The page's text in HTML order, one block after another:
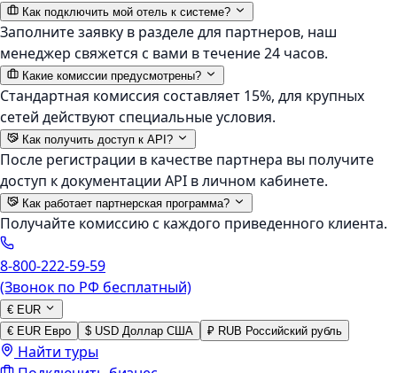
Как подключить мой отель к системе?
Заполните заявку в разделе для партнеров, наш
менеджер свяжется с вами в течение 24 часов.
Какие комиссии предусмотрены?
Стандартная комиссия составляет 15%, для крупных
сетей действуют специальные условия.
Как получить доступ к API?
После регистрации в качестве партнера вы получите
доступ к документации API в личном кабинете.
Как работает партнерская программа?
Получайте комиссию с каждого приведенного клиента.
8-800-222-59-59
(Звонок по РФ бесплатный)
€ EUR
€ EUR Евро $ USD Доллар США ₽ RUB Российский рубль
Найти туры